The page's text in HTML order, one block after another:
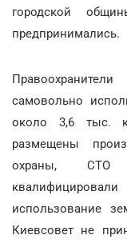
городской
предпринимались.
самовольно
около 3,6 тыс.
размещены
охраны, СТО
использование
Киевсовет не